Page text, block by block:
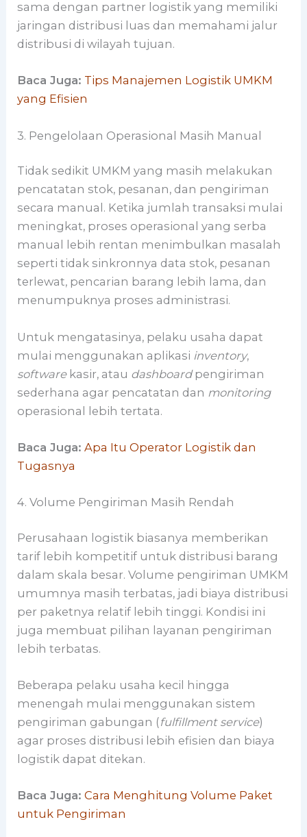
sama dengan partner logistik yang memiliki
jaringan distribusi luas dan memahami jalur
distribusi di wilayah tujuan.
Baca Juga: Tips Manajemen Logistik UMKM
yang Efisien
3. Pengelolaan Operasional Masih Manual
Tidak sedikit UMKM yang masih melakukan
pencatatan stok, pesanan, dan pengiriman
secara manual. Ketika jumlah transaksi mulai
meningkat, proses operasional yang serba
manual lebih rentan menimbulkan masalah
seperti tidak sinkronnya data stok, pesanan
terlewat, pencarian barang lebih lama, dan
menumpuknya proses administrasi.
Untuk mengatasinya, pelaku usaha dapat
mulai menggunakan aplikasi inventory,
softwarekasir, atau dashboardpengiriman
sederhana agar pencatatan dan monitoring
operasional lebih tertata.
Baca Juga: Apa Itu Operator Logistik dan
Tugasnya
4. Volume Pengiriman Masih Rendah
Perusahaan logistik biasanya memberikan
tarif lebih kompetitif untuk distribusi barang
dalam skala besar. Volume pengiriman UMKM
umumnya masih terbatas, jadi biaya distribusi
per paketnya relatif lebih tinggi. Kondisi ini
juga membuat pilihan layanan pengiriman
lebih terbatas.
Beberapa pelaku usaha kecil hingga
menengah mulai menggunakan sistem
pengiriman gabungan (fulfillment service)
agar proses distribusi lebih efisien dan biaya
logistik dapat ditekan.
Baca Juga: Cara Menghitung Volume Paket
untuk Pengiriman